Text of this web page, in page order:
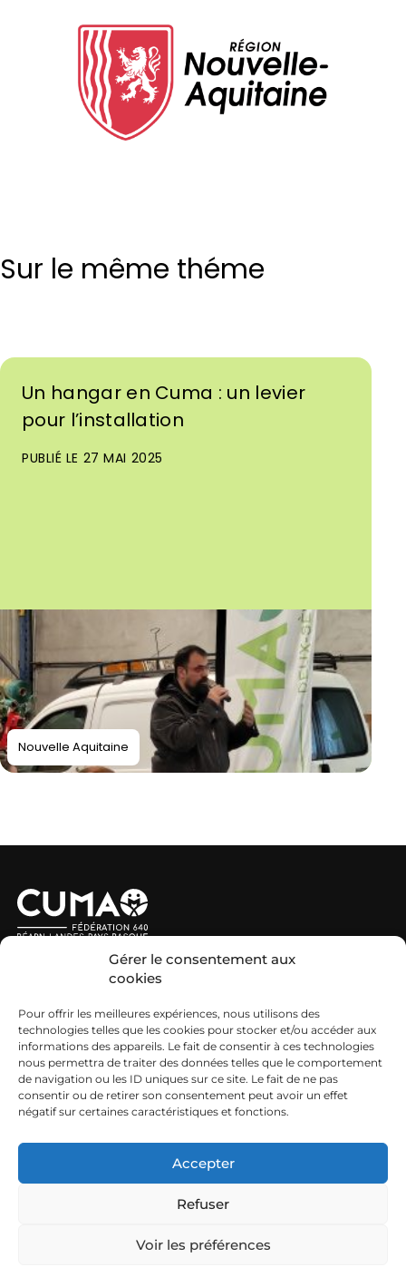
Gérer le consentement aux
cookies
Pour offrir les meilleures expériences, nous utilisons des
technologies telles que les cookies pour stocker et/ou accéder aux
informations des appareils. Le fait de consentir à ces technologies
nous permettra de traiter des données telles que le comportement
de navigation ou les ID uniques sur ce site. Le fait de ne pas
consentir ou de retirer son consentement peut avoir un effet
négatif sur certaines caractéristiques et fonctions.
Accepter
Refuser
Voir les préférences
Sur le même théme
Un hangar en Cuma : un levier
pour l’installation
PUBLIÉ LE 27 MAI 2025
Nouvelle Aquitaine
Nous contacter
MIEUX NOUS CONNAÎTRE
Nos engagements et missions
Les CUMA
Découvrir le réseau Cuma
CUMA ET EMPLOI
FCuma Béarn Landes Pays Basque © 2026